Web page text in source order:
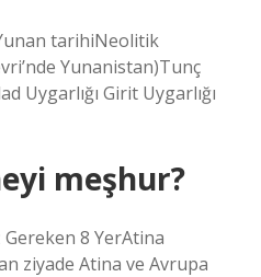
tarihiNeolitik
Yunanistan)Tunç
Uygarlığı Girit Uygarlığı
meşhur?
8 YerAtina
ziyade Atina ve Avrupa